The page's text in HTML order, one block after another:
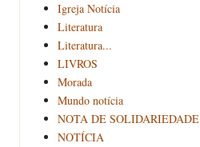
Igreja Notícia
Literatura
Literatura...
LIVROS
Morada
Mundo notícia
NOTA DE SOLIDARIEDADE
NOTÍCIA